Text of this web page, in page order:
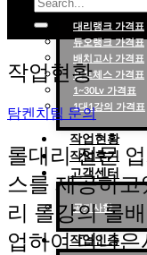
대리랭크 가격표
듀오랭크 가격표
배치고사 가격표
롤토체스 가격표
1~30Lv 가격표
1대1강의 가격표
작업현황
작업후기
고객센터
공지사항
작업인증
작업현황
탐켄치팀 문의
롤대리 전문
스를 제공하고
리 롤강의 롤
업하여 더나